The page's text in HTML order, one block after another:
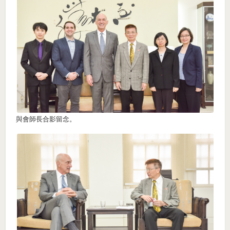
與會師長合影留念。